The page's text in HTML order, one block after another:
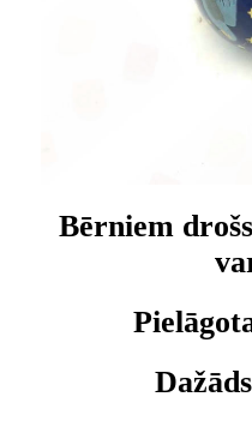
Bērniem